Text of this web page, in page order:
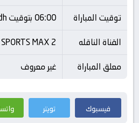
توقيت المباراة
06:00 بتوقيت Asia/Riyadh
القناة الناقله
MAX 2
معلق المباراة
غير معروف
فيسبوك تويتر